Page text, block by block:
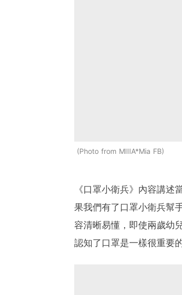
Photo from MIIIA*Mia FB
《口罩小衛兵》內容講
果我們有了口罩小衛兵幫
容清晰易懂，即使兩歲幼
認知了口罩是一樣很重要